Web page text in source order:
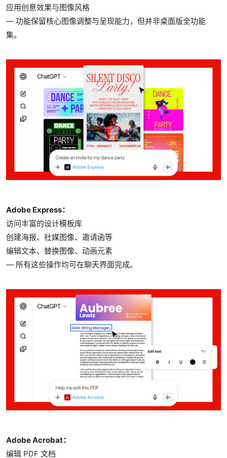
应用创意效果与图像风格
— 功能保留核心图像调整与呈现能力，但并非桌面版全功能
集。
Adobe Express：
访问丰富的设计模板库
创建海报、社媒图像、邀请函等
编辑文本、替换图像、动画元素
— 所有这些操作均可在聊天界面完成。
Adobe Acrobat：
编辑 PDF 文档